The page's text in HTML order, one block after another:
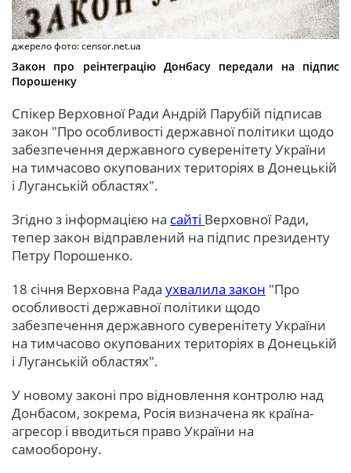
джерело фото: censor.net.ua
Закон про реінтеграцію Донбасу передали на підпис
Порошенку
Спікер Верховної Ради Андрій Парубій підписав
закон "Про особливості державної політики щодо
забезпечення державного суверенітету України
на тимчасово окупованих територіях в Донецькій
і Луганській областях".
Згідно з інформацією на сайті Верховної Ради,
тепер закон відправлений на підпис президенту
Петру Порошенко.
18 січня Верховна Рада ухвалила закон "Про
особливості державної політики щодо
забезпечення державного суверенітету України
на тимчасово окупованих територіях в Донецькій
і Луганській областях".
У новому законі про відновлення контролю над
Донбасом, зокрема, Росія визначена як країна-
агресор і вводиться право України на
самооборону.